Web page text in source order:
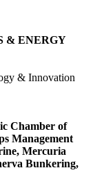
& ENERGY
& Innovation
Chamber of
Management
Mercuria
Bunkering,